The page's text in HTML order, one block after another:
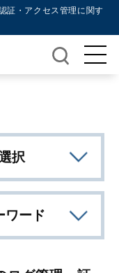
証・アクセス管理に関す
択
ワード